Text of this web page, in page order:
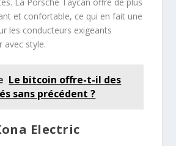
et confortable, ce qui en fait une
les conducteurs exigeants
avec style.
Le bitcoin offre-t-il des
sans précédent ?
Electric